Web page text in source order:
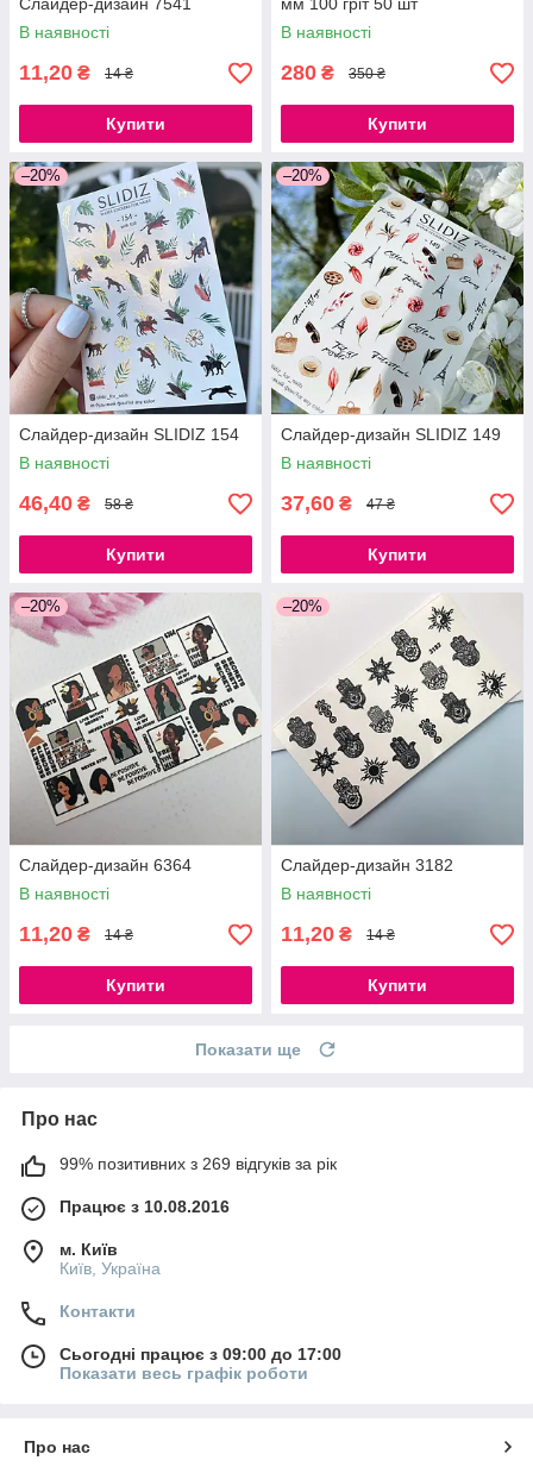
Слайдер-дизайн 7541
В наявності
11,20 ₴ 14 ₴
Купити
мм 100 гріт 50 шт
В наявності
280 ₴ 350 ₴
Купити
–20%
Слайдер-дизайн SLIDIZ 154
В наявності
46,40 ₴ 58 ₴
Купити
–20%
Слайдер-дизайн SLIDIZ 149
В наявності
37,60 ₴ 47 ₴
Купити
–20%
Слайдер-дизайн 6364
В наявності
11,20 ₴ 14 ₴
Купити
–20%
Слайдер-дизайн 3182
В наявності
11,20 ₴ 14 ₴
Купити
Показати ще
Про нас
99% позитивних з 269 відгуків за рік
Працює з 10.08.2016
м. Київ
Київ, Україна
Контакти
Сьогодні працює з 09:00 до 17:00
Показати весь графік роботи
Про нас